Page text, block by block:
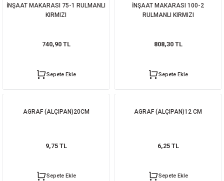
İNŞAAT MAKARASI 75-1 RULMANLI
KIRMIZI
740,90 TL
Sepete Ekle
İNŞAAT MAKARASI 100-2
RULMANLI KIRMIZI
808,30 TL
Sepete Ekle
AGRAF (ALÇIPAN)20CM
9,75 TL
Sepete Ekle
AGRAF (ALÇIPAN)12 CM
6,25 TL
Sepete Ekle